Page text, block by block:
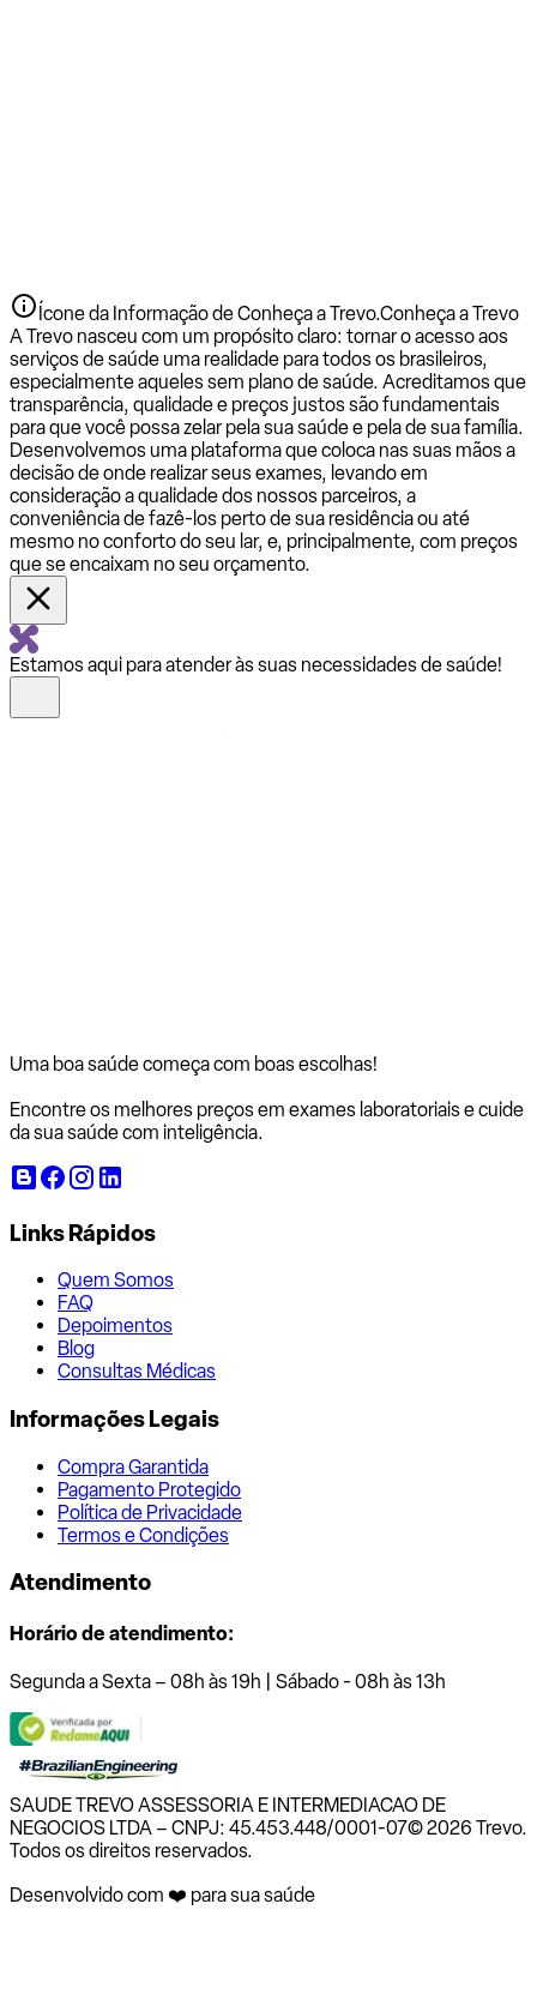
Ícone da Informação de Conheça a Trevo.Conheça a Trevo
A Trevo nasceu com um propósito claro: tornar o acesso aos
serviços de saúde uma realidade para todos os brasileiros,
especialmente aqueles sem plano de saúde. Acreditamos que
transparência, qualidade e preços justos são fundamentais
para que você possa zelar pela sua saúde e pela de sua família.
Desenvolvemos uma plataforma que coloca nas suas mãos a
decisão de onde realizar seus exames, levando em
consideração a qualidade dos nossos parceiros, a
conveniência de fazê-los perto de sua residência ou até
mesmo no conforto do seu lar, e, principalmente, com preços
que se encaixam no seu orçamento.
Estamos aqui para atender às suas necessidades de saúde!
Uma boa saúde começa com boas escolhas!
Encontre os melhores preços em exames laboratoriais e cuide
da sua saúde com inteligência.
Links Rápidos
Quem Somos
FAQ
Depoimentos
Blog
Consultas Médicas
Informações Legais
Compra Garantida
Pagamento Protegido
Política de Privacidade
Termos e Condições
Atendimento
Horário de atendimento:
Segunda a Sexta – 08h às 19h | Sábado - 08h às 13h
SAUDE TREVO ASSESSORIA E INTERMEDIACAO DE
NEGOCIOS LTDA – CNPJ: 45.453.448/0001-07© 2026 Trevo.
Todos os direitos reservados.
Desenvolvido com ❤️ para sua saúde